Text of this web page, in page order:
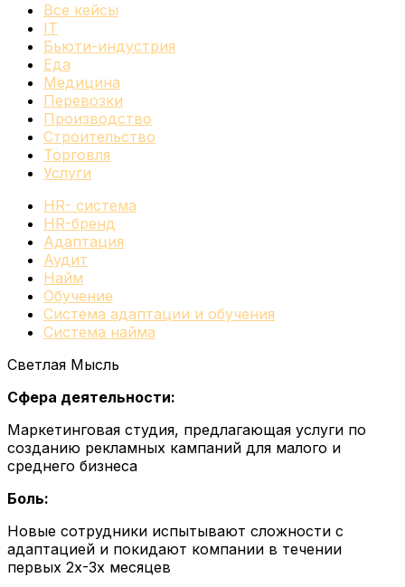
Все кейсы
IT
Бьюти-индустрия
Еда
Медицина
Перевозки
Производство
Строительство
Торговля
Услуги
HR- система
HR-бренд
Адаптация
Аудит
Найм
Обучение
Система адаптации и обучения
Система найма
Светлая Мысль
Сфера деятельности:
Маркетинговая студия, предлагающая услуги по
созданию рекламных кампаний для малого и
среднего бизнеса
Боль:
Новые сотрудники испытывают сложности с
адаптацией и покидают компании в течении
первых 2х-3х месяцев